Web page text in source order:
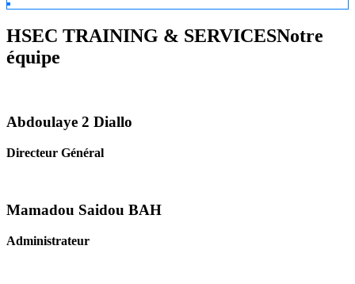
HSEC TRAINING & SERVICESNotre
équipe
Abdoulaye 2 Diallo
Directeur Général
Mamadou Saidou BAH
Administrateur